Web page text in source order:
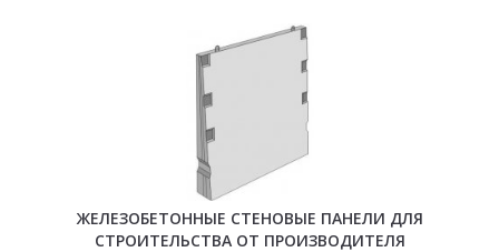
ЖЕЛЕЗОБЕТОННЫЕ СТЕНОВЫЕ ПАНЕЛИ ДЛЯ
СТРОИТЕЛЬСТВА ОТ ПРОИЗВОДИТЕЛЯ